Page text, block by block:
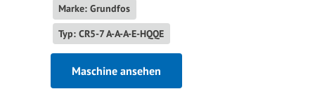
Marke: Grundfos
Typ: CR5-7 A-A-A-E-HQQE
Maschine ansehen